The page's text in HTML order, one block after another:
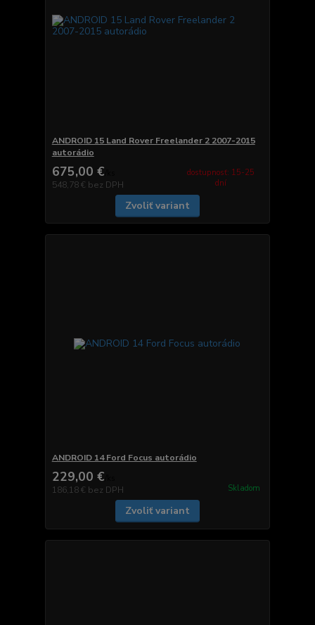
ANDROID 15 Land Rover Freelander 2 2007-2015
autorádio
675,00 €
548,78 € bez DPH
dostupnosť: 15-25
dní
Zvoliť variant
ANDROID 14 Ford Focus autorádio
229,00 €
186,18 € bez DPH Skladom
Zvoliť variant